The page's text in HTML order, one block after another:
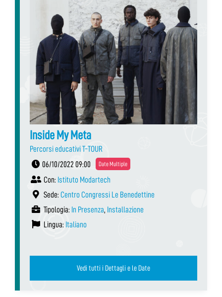
Inside My Meta
Percorsi educativi T-TOUR
06/10/2022 09:00
Date Multiple
Con: Istituto Modartech
Sede: Centro Congressi Le Benedettine
Tipologia: In Presenza, Installazione
Lingua: Italiano
Vedi tutti i Dettagli e le Date